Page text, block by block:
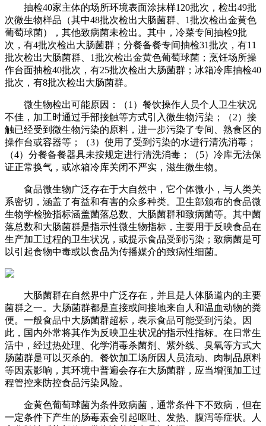
抽检40家主体的场所环境表面涂抹样120批次，检出49批
次微生物样品（其中48批次检出大肠菌群、1批次检出金黄色
葡萄球菌），其他致病菌未检出。其中，冷菜专间抽检9批
次，有4批次检出大肠菌群；分餐备餐专间抽检31批次，有11
批次检出大肠菌群、1批次检出金黄色葡萄球菌；烹饪场所操
作台面抽检40批次，有25批次检出大肠菌群；冰箱冷库抽检40
批次，有8批次检出大肠菌群。
微生物检出可能原因：（1）餐饮操作人员个人卫生状况
不佳，加工时通过手部接触等方式引入微生物污染；（2）接
触已经受到微生物污染的原料，进一步污染了专间、熟食区的
操作台或容器等；（3）使用了受到污染的水进行清洗消毒；
（4）分餐备餐器具未按规定进行清洗消毒；（5）冷库无法保
证正常换气，或冰箱冷库关闭不严实，滋生微生物。
食品微生物广泛存在于大自然中，它个体微小，与人类关
系密切，涵盖了有益和有害的众多种类。卫生部颁布的食品微
生物学检验指标涵盖菌落总数、大肠菌群和致病菌等。其中菌
落总数和大肠菌群是指示性微生物指标，主要用于反映食品在
生产加工过程的卫生状况，或提示食品受到污染；致病菌是可
以引起食物中毒或以食品为传播媒介的致病性细菌。
大肠菌群在自然界中广泛存在，并且是人体肠道内的主要
菌群之一。大肠菌群都是直接或间接地来自人和温血动物的粪
便。一般食品中大肠菌群超标，表示食品可能受到污染。因
此，国内外常将其作为反映卫生状况的指示性指标。在日常生
活中，经过热处理、化学消毒杀菌剂、紫外线、臭氧等方式大
肠菌群是可以灭杀的。餐饮加工场所因人员流动、肉制品原料
等因素影响，其环境中普遍会存在大肠菌群，应当增强加工过
程管控来防控食品污染风险。
金黄色葡萄球菌为条件致病菌，通常条件下不致病，但在
一定条件下产生的肠毒素会引起呕吐、发热、腹泻等症状。人